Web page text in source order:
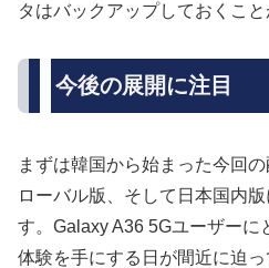
タはバックアップしておくこと
今後の展開に注目
まずは韓国から始まった今回
ローバル版、そして日本国内
す。Galaxy A36 5Gユーザーに
体験を手にする日が間近に迫っ